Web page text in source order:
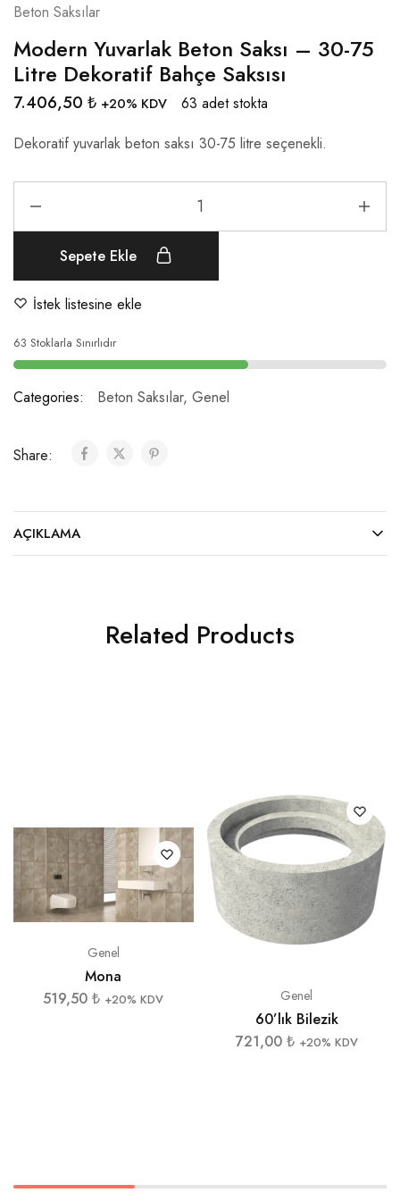
Beton Saksılar
Modern Yuvarlak Beton Saksı – 30-75
Litre Dekoratif Bahçe Saksısı
7.406,50 ₺ +20% KDV
63 adet stokta
Dekoratif yuvarlak beton saksı 30-75 litre seçenekli.
Sepete Ekle
İstek listesine ekle
63 Stoklarla Sınırlıdır
Categories: Beton Saksılar, Genel
Share:
AÇIKLAMA
Related Products
Genel
Mona
519,50₺ +20% KDV Genel
60’lık Bilezik
721,00 ₺ +20% KDV